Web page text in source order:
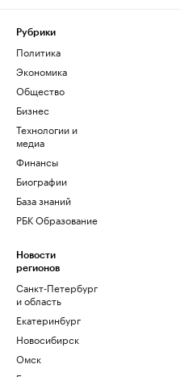
Рубрики
Политика
Экономика
Общество
Бизнес
Технологии и
медиа
Финансы
Биографии
База знаний
РБК Образование
Новости
регионов
Санкт-Петербург
и область
Екатеринбург
Новосибирск
Омск